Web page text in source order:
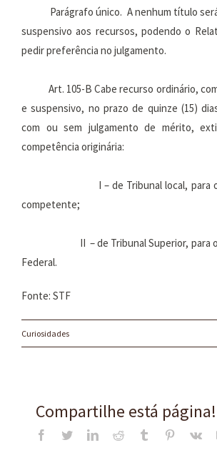
Parágrafo único. A nenhum título
suspensivo aos recursos, podendo o
pedir preferência no julgamento.
Art. 105-B Cabe recurso ordinário,
e suspensivo, no prazo de quinze (15)
com ou sem julgamento de mérito,
competência originária:
I – de Tribunal local, para o
competente;
II – de Tribunal Superior, para o
Federal.
Fonte: STF
Curiosidades
Compartilhe está página!
Facebook
TwitterLinkedInReddit Tumblr Pinterest
Vk